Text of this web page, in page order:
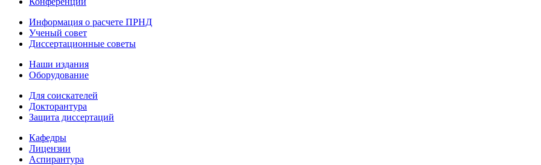
Информация о расчете ПРНД
Ученый совет
Диссертационные советы
Наши издания
Оборудование
Для соискателей
Докторантура
Защита диссертаций
Кафедры
Лицензии
Аспирантура